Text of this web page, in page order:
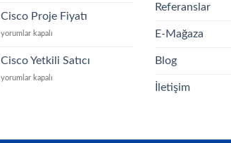
Switch
Cisco Proje Fiyatı
Cisco
Fiyatı
yorumlar kapalı
Cisco Yetkili Satıcı
Cisco
yorumlar kapalı
Referanslar
E-Mağaza
Blog
İletişim